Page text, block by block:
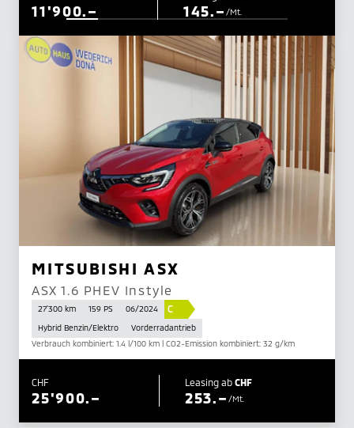
11'900.– 145.– /Mt.
MITSUBISHI ASX
ASX 1.6 PHEV Instyle
27'300 km 159 PS 06/2024 C
Hybrid Benzin/Elektro
Vorderradantrieb
Verbrauch kombiniert: 1.4 l/100 km | CO2-Emission kombiniert: 32 g/km
CHF
25'900.–
Leasing ab CHF
253.– /Mt.